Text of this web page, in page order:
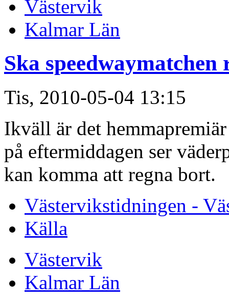
Västervik
Kalmar Län
Ska
Tis, 2010-05-04 13:15
Ikväll är det
på eftermiddagen ser
kan komma att regna bort.
Västervikstidningen -
Källa
Västervik
Kalmar Län